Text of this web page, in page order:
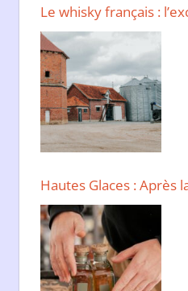
Le whisky français :
Hautes Glaces : Après